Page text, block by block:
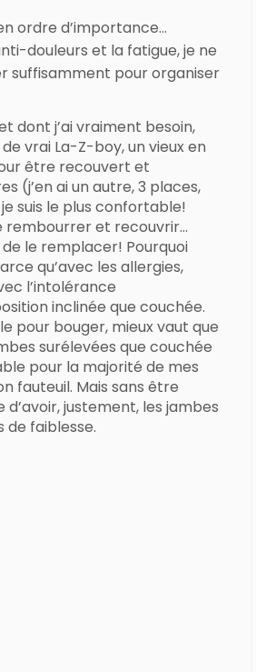
ordre d’importance…
douleurs et la fatigue, je ne
suffisamment pour organiser
dont j’ai vraiment besoin,
de vrai La-Z-boy, un vieux en
être recouvert et
(j’en ai un autre, 3 places,
suis le plus confortable!
rembourrer et recouvrir…
le remplacer! Pourquoi
qu’avec les allergies,
l’intolérance
inclinée que couchée.
pour bouger, mieux vaut que
surélevées que couchée
pour la majorité de mes
fauteuil. Mais sans être
justement, les jambes
de faiblesse.